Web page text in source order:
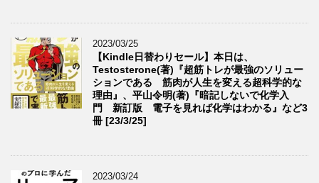
2023/03/25
【Kindle日替わりセール】本日は、
Testosterone(著)『超筋トレが最強のソリュー
ションである 筋肉が人生を変える超科学的な
理由』、平山令明(著)『暗記しないで化学入
門 新訂版 電子を見れば化学はわかる』など3
冊 [23/3/25]
2023/03/24